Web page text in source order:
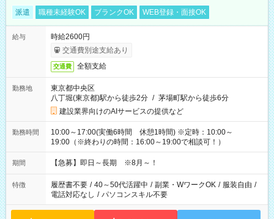
派遣 職種未経験OK ブランクOK WEB登録・面接OK
給与
時給2600円
交通費別途支給あり
交通費 全額支給
勤務地
東京都中央区
八丁堀(東京都)駅から徒歩2分 / 茅場町駅から徒歩6分
建設業界向けのAIサービスの提供など
勤務時間
10:00～17:00(実働6時間 休憩1時間) ※定時：10:00～
19:00（※終わりの時間：16:00～19:00で相談可！）
期間 【急募】即日～長期 ※8月～！
特徴 履歴書不要 / 40～50代活躍中 / 副業・WワークOK / 服装自由 /
電話対応なし / パソコンスキル不要